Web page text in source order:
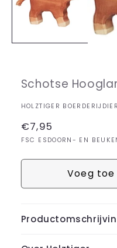
Schotse
HOLZTIGER
Normale
prijs
€7,95
FSC ESDOORN- EN
Voeg